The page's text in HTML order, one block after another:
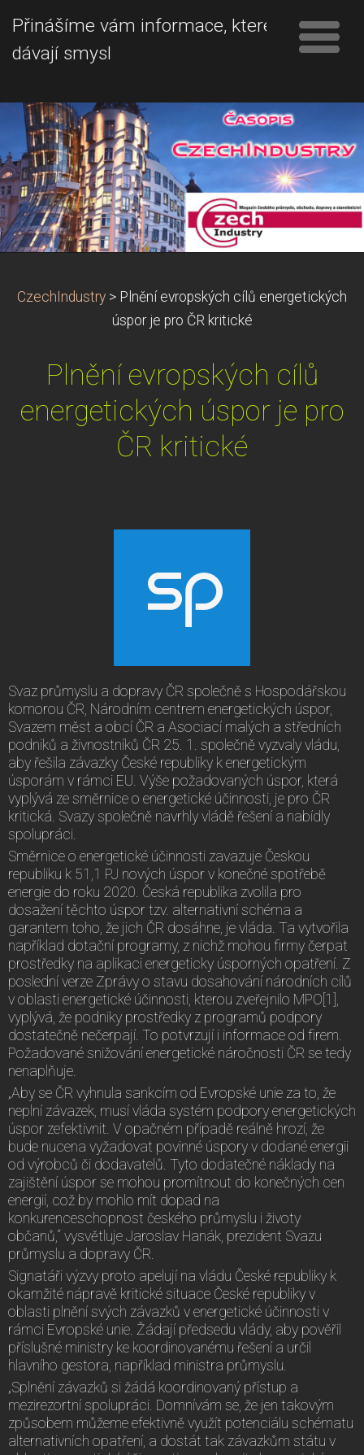
Přinášíme vám informace, které
dávají smysl
CzechIndustry > Plnění evropských cílů energetických
úspor je pro ČR kritické
Plnění evropských cílů
energetických úspor je pro
ČR kritické
Svaz průmyslu a dopravy ČR společně s Hospodářskou
komorou ČR, Národním centrem energetických úspor,
Svazem měst a obcí ČR a Asociací malých a středních
podniků a živnostníků ČR 25. 1. společně vyzvaly vládu,
aby řešila závazky České republiky k energetickým
úsporám v rámci EU. Výše požadovaných úspor, která
vyplývá ze směrnice o energetické účinnosti, je pro ČR
kritická. Svazy společně navrhly vládě řešení a nabídly
spolupráci.
Směrnice o energetické účinnosti zavazuje Českou
republiku k 51,1 PJ nových úspor v konečné spotřebě
energie do roku 2020. Česká republika zvolila pro
dosažení těchto úspor tzv. alternativní schéma a
garantem toho, že jich ČR dosáhne, je vláda. Ta vytvořila
například dotační programy, z nichž mohou firmy čerpat
prostředky na aplikaci energeticky úsporných opatření. Z
poslední verze Zprávy o stavu dosahování národních cílů
v oblasti energetické účinnosti, kterou zveřejnilo MPO[1],
vyplývá, že podniky prostředky z programů podpory
dostatečně nečerpají. To potvrzují i informace od firem.
Požadované snižování energetické náročnosti ČR se tedy
nenaplňuje.
„Aby se ČR vyhnula sankcím od Evropské unie za to, že
neplní závazek, musí vláda systém podpory energetických
úspor zefektivnit. V opačném případě reálně hrozí, že
bude nucena vyžadovat povinné úspory v dodané energii
od výrobců či dodavatelů. Tyto dodatečné náklady na
zajištění úspor se mohou promítnout do konečných cen
energií, což by mohlo mít dopad na
konkurenceschopnost českého průmyslu i životy
občanů,“ vysvětluje Jaroslav Hanák, prezident Svazu
průmyslu a dopravy ČR.
Signatáři výzvy proto apelují na vládu České republiky k
okamžité nápravě kritické situace České republiky v
oblasti plnění svých závazků v energetické účinnosti v
rámci Evropské unie. Žádají předsedu vlády, aby pověřil
příslušné ministry ke koordinovanému řešení a určil
hlavního gestora, například ministra průmyslu.
„Splnění závazků si žádá koordinovaný přístup a
mezirezortní spolupráci. Domnívám se, že jen takovým
způsobem můžeme efektivně využít potenciálu schématu
alternativních opatření, a dostát tak závazkům státu v